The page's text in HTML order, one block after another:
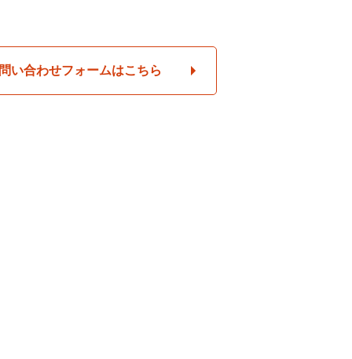
い合わせフォームはこちら